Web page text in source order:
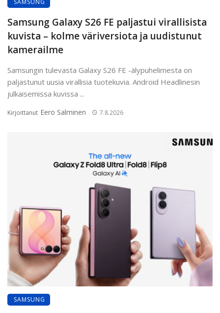
Samsung Galaxy S26 FE paljastui virallisista
kuvista – kolme väriversiota ja uudistunut
kamerailme
Samsungin tulevasta Galaxy S26 FE -älypuhelimesta on
paljastunut uusia virallisia tuotekuvia. Android Headlinesin
julkaisemissa kuvissa ...
Kirjoittanut Eero Salminen 7.8.2026
SAMSUNG